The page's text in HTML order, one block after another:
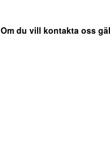
Om du vill kontakta oss